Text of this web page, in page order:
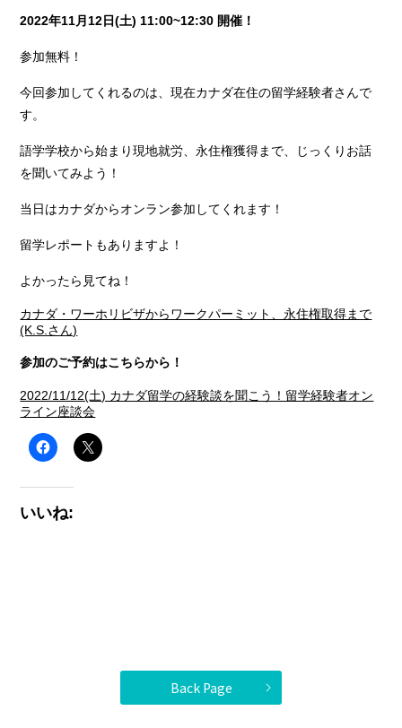
2022年11月12日(土) 11:00~12:30 開催！
参加無料！
今回参加してくれるのは、現在カナダ在住の留学経験者さんで
す。
語学学校から始まり現地就労、永住権獲得まで、じっくりお話
を聞いてみよう！
当日はカナダからオンラン参加してくれます！
留学レポートもありますよ！
よかったら見てね！
カナダ・ワーホリビザからワークパーミット、永住権取得まで
(K.S.さん)
参加のご予約はこちらから！
2022/11/12(土) カナダ留学の経験談を聞こう！留学経験者オン
ライン座談会
いいね:
Back Page